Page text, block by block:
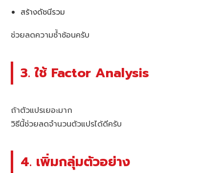
สร้างดัชนีรวม
ช่วยลดความซ้ำซ้อนครับ
3. ใช้ Factor Analysis
ถ้าตัวแปรเยอะมาก
วิธีนี้ช่วยลดจำนวนตัวแปรได้ดีครับ
4. เพิ่มกลุ่มตัวอย่าง